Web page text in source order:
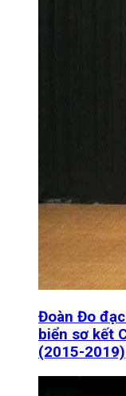
Đoàn Đo
biển sơ kết
(2015-2019)